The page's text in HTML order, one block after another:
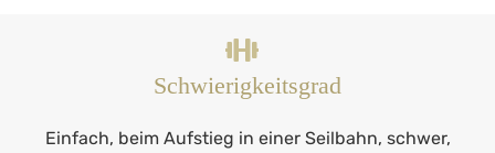
Schwierigkeitsgrad
Einfach, beim Aufstieg in einer Seilbahn, schwer,